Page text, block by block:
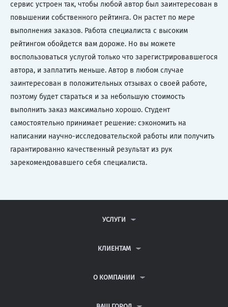
сервис устроен так, чтобы любой автор был заинтересован в
повышении собственного рейтинга. Он растет по мере
выполнения заказов. Работа специалиста с высоким
рейтингом обойдется вам дороже. Но вы можете
воспользоваться услугой только что зарегистрировавшегося
автора, и заплатить меньше. Автор в любом случае
заинтересован в положительных отзывах о своей работе,
поэтому будет стараться и за небольшую стоимость
выполнить заказ максимально хорошо. Студент
самостоятельно принимает решение: сэкономить на
написании научно-исследовательской работы или получить
гарантированно качественный результат из рук
зарекомендовавшего себя специалиста.
УСЛУГИ
ДИПЛОМНЫЕ РАБОТЫ
РЕФЕРАТЫ
КЛИЕНТАМ
ВОПРОСЫ И ОТВЕТЫ
ПОЛИТИКА КОНФИДЕНЦИАЛЬНОСТИ
О КОМПАНИИ
КОНТАКТЫ